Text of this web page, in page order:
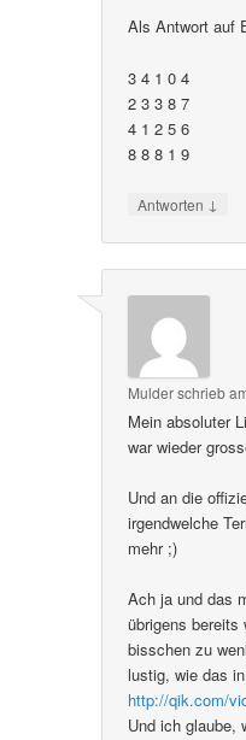
Als Antwort auf
3 4 1 0 4
2 3 3 8 7
4 1 2 5 6
8 8 8 1 9
Antworten ↓
Mulderschrieb
Mein absoluter
war wieder
Und an die
irgendwelche
mehr ;)
Ach ja und das
übrigens bereits
bisschen zu
lustig, wie das
http://qik.com/
Und ich glaube,